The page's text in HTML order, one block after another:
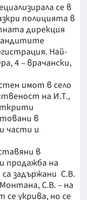
се в
полицията в
дирекция
Най-
4 – врачански,
имот в село
на И.Т.,
в
части и
в
продажба на
задържани С.В.
С.В. – на
укрива, но се